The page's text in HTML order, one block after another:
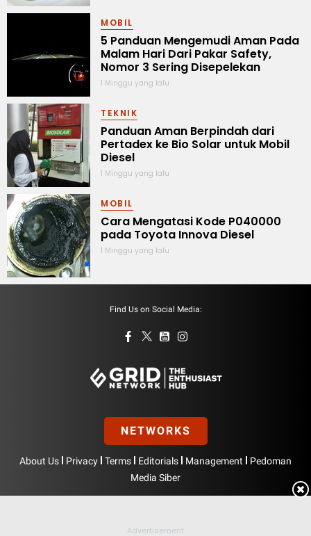
MOBIL
5 Panduan Mengemudi Aman Pada
Malam Hari Dari Pakar Safety,
Nomor 3 Sering Disepelekan
1 Minggu yang lalu
TEKNIK
Panduan Aman Berpindah dari
Pertadex ke Bio Solar untuk Mobil
Diesel
1 Minggu yang lalu
MOBIL
Cara Mengatasi Kode P040000
pada Toyota Innova Diesel
1 Minggu yang lalu
Find Us on Social Media:
NETWORKS
About Us | Privacy | Terms | Editorials | Management | Pedoman
Media Siber